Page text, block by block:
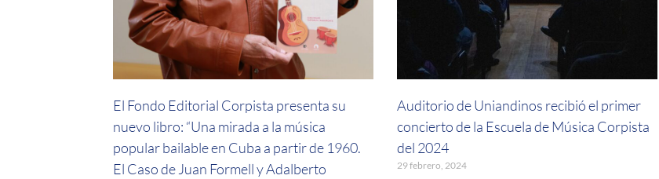
El Fondo Editorial Corpista presenta su
nuevo libro: “Una mirada a la música
popular bailable en Cuba a partir de 1960.
El Caso de Juan Formell y Adalberto
Auditorio de Uniandinos recibió el primer
concierto de la Escuela de Música Corpista
del 2024
29 febrero, 2024